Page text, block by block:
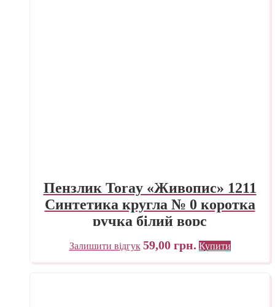
Пензлик Toray «Живопис» 1211
Синтетика кругла № 0 коротка
ручка білий ворс
Залишити відгук 59,00 грн. Купити